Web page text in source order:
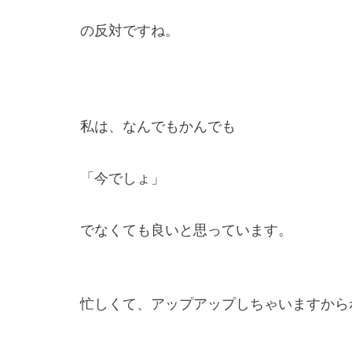
の反対ですね。
私は、なんでもかんでも
「今でしょ」
でなくても良いと思っています。
忙しくて、アップアップしちゃいますか